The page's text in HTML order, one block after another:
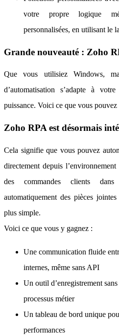
votre propre logique
personnalisées, en utilisant le
Grande nouveauté : Zoho
Que vous utilisiez Windows,
d’automatisation s’adapte à
puissance. Voici ce que vous
Zoho RPA est désormais
Cela signifie que vous pouvez
directement depuis
des commandes clients
automatiquement des pièces
plus simple.
Voici ce que vous y gagnez :
Une communication fluide
internes, même sans API
Un outil d’enregistrement
processus métier
Un tableau de bord unique
performances